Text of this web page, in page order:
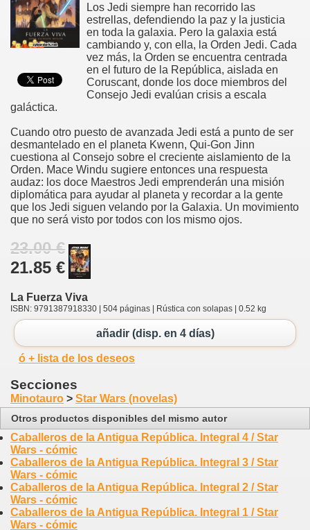
Los Jedi siempre han recorrido las
estrellas, defendiendo la paz y la justicia
en toda la galaxia. Pero la galaxia está
cambiando y, con ella, la Orden Jedi. Cada
vez más, la Orden se encuentra centrada
en el futuro de la República, aislada en
Coruscant, donde los doce miembros del
Consejo Jedi evalúan crisis a escala
galáctica.
Cuando otro puesto de avanzada Jedi está a punto de ser
desmantelado en el planeta Kwenn, Qui-Gon Jinn
cuestiona al Consejo sobre el creciente aislamiento de la
Orden. Mace Windu sugiere entonces una respuesta
audaz: los doce Maestros Jedi emprenderán una misión
diplomática para ayudar al planeta y recordar a la gente
que los Jedi siguen velando por la Galaxia. Un movimiento
que no será visto por todos con los mismo ojos.
23.00 €
21.85 €
La Fuerza Viva
ISBN: 9791387918330 | 504 páginas | Rústica con solapas | 0.52 kg
añadir (disp. en 4 días)
ó + lista de los deseos
Secciones
Minotauro > Star Wars (novelas)
Otros productos disponibles del mismo autor
Caballeros de la Antigua República. Integral 4 / Star
Wars - cómic
Caballeros de la Antigua República. Integral 3 / Star
Wars - cómic
Caballeros de la Antigua República. Integral 2 / Star
Wars - cómic
Caballeros de la Antigua República. Integral 1 / Star
Wars - cómic